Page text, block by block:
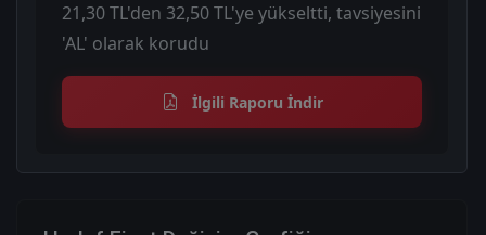
21,30 TL'den 32,50 TL'ye yükseltti, tavsiyesini
'AL' olarak korudu
İlgili Raporu İndir